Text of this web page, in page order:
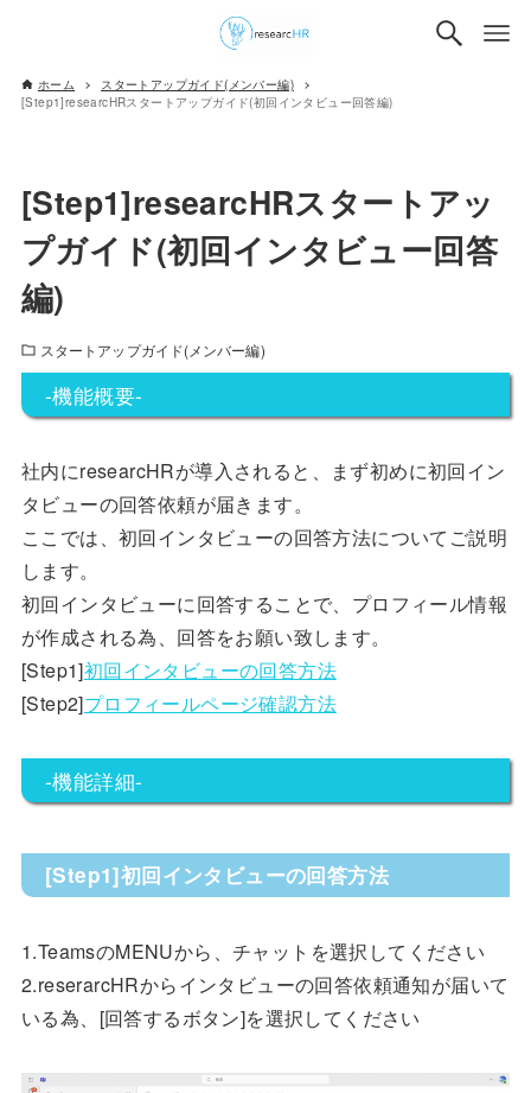
ホーム
スタートアップガイド(メンバー編)
[Step1]researcHRスタートアップガイド(初回インタビュー回答編)
[Step1]researcHRスタートアッ
プガイド(初回インタビュー回答
編)
スタートアップガイド(メンバー編)
-機能概要-
社内にresearcHRが導入されると、まず初めに初回イン
タビューの回答依頼が届きます。
ここでは、初回インタビューの回答方法についてご説明
します。
初回インタビューに回答することで、プロフィール情報
が作成される為、回答をお願い致します。
[Step1]初回インタビューの回答方法
[Step2]プロフィールページ確認方法
-機能詳細-
[Step1]初回インタビューの回答方法
1.TeamsのMENUから、チャットを選択してください
2.reserarcHRからインタビューの回答依頼通知が届いて
いる為、[回答するボタン]を選択してください